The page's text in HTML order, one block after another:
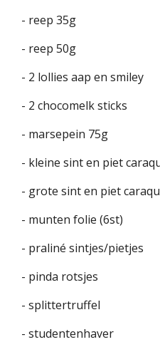
- reep 35g
- reep 50g
- 2 lollies aap en smiley
- 2 chocomelk sticks
- marsepein 75g
- kleine sint en piet
- grote sint en piet
- munten folie (6st)
- praliné sintjes/pietjes
- pinda rotsjes
- splittertruffel
- studentenhaver